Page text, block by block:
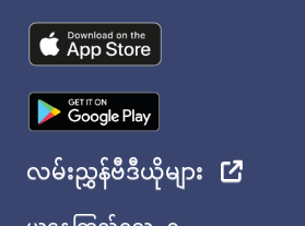
လမ်းညွှန်ဗီဒီယိုများ